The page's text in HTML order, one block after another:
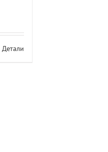
Детали